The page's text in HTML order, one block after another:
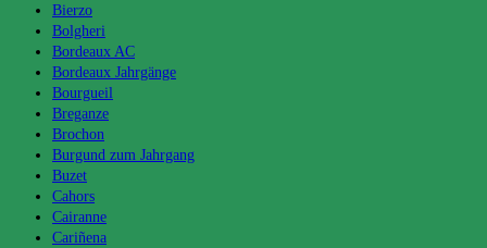
Bierzo
Bolgheri
Bordeaux AC
Bordeaux Jahrgänge
Bourgueil
Breganze
Brochon
Burgund zum Jahrgang
Buzet
Cahors
Cairanne
Cariñena